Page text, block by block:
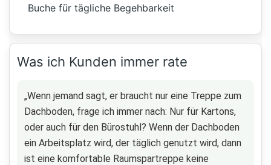
Buche für tägliche Begehbarkeit
Was ich Kunden immer rate
„Wenn jemand sagt, er braucht nur eine Treppe zum
Dachboden, frage ich immer nach: Nur für Kartons,
oder auch für den Bürostuhl? Wenn der Dachboden
ein Arbeitsplatz wird, der täglich genutzt wird, dann
ist eine komfortable Raumspartreppe keine